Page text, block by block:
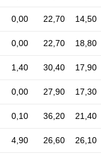
0,00 22,70 14,50
0,00 22,70 18,80
1,40 30,40 17,90
0,00 27,90 17,30
0,10 36,20 21,40
4,90 26,60 26,10